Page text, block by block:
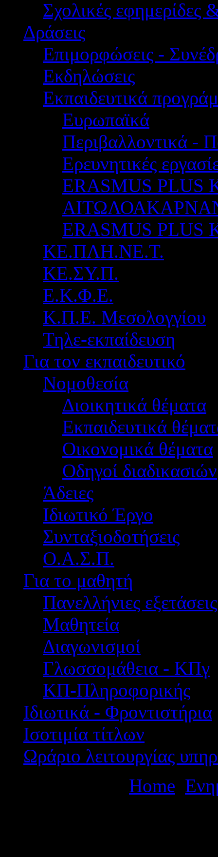
Σχολικές εφημερίδες
Δράσεις
Επιμορφώσεις -
Εκδηλώσεις
Εκπαιδευτικά
Ευρωπαϊκά
Περιβαλλοντικά -
Ερευνητικές
ERASMUS PLUS
ERASMUS
ΚΕ.ΠΛΗ.ΝΕ.Τ.
ΚΕ.ΣΥ.Π.
Ε.Κ.Φ.Ε.
Κ.Π.Ε. Μεσολογγίου
Τηλε-εκπαίδευση
Για τον εκπαιδευτικό
Νομοθεσία
Διοικητικά θέματα
Εκπαιδευτικά
Οικονομικά θέματα
Οδηγοί διαδικασιών
Άδειες
Ιδιωτικό Έργο
Συνταξιοδοτήσεις
Ο.Α.Σ.Π.
Για το μαθητή
Πανελλήνιες εξετάσεις
Μαθητεία
Διαγωνισμοί
Γλωσσομάθεια - ΚΠγ
ΚΠ-Πληροφορικής
Ιδιωτικά - Φροντιστήρια
Ισοτιμία τίτλων
Ωράριο λειτουργίας
Home